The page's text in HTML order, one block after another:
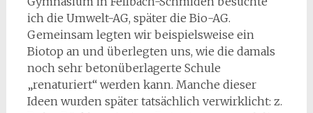
ich die Umwelt-AG, später die Bio-AG.
Gemeinsam legten wir beispielsweise ein
Biotop an und überlegten uns, wie die damals
noch sehr betonüberlagerte Schule
„renaturiert“ werden kann. Manche dieser
Ideen wurden später tatsächlich verwirklicht: z.